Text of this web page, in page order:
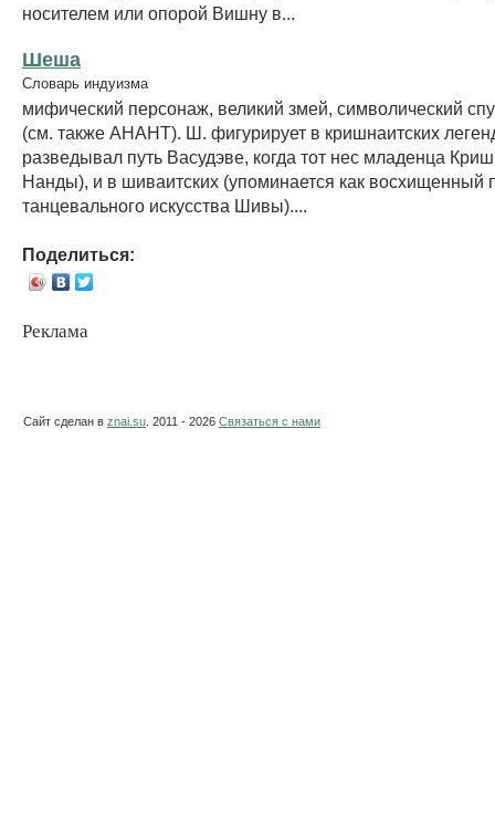
носителем или опорой Вишну в...
Шеша
Словарь индуизма
мифический персонаж, великий змей, символический
(см. также АНАНТ). Ш. фигурирует в кришнаитских
разведывал путь Васудэве, когда тот нес младенца
Нанды), и в шиваитских (упоминается как восхищенный
танцевального искусства Шивы)....
Поделиться:
Реклама
Сайт сделан в znai.su . 2011 - 2026 Связаться с нами